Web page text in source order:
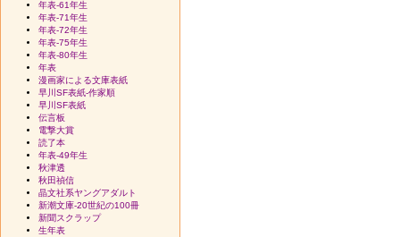
年表-61年生
年表-71年生
年表-72年生
年表-75年生
年表-80年生
年表
漫画家による文庫表紙
早川SF表紙-作家順
早川SF表紙
伝言板
電撃大賞
読了本
年表-49年生
秋津透
秋田禎信
晶文社系ヤングアダルト
新潮文庫-20世紀の100冊
新聞スクラップ
生年表